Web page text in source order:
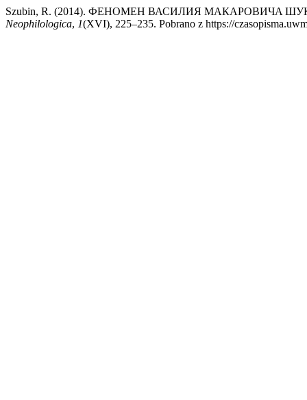
Szubin, R. (2014). ФЕНОМЕН ВАСИЛИЯ МАКАРОВИЧA
Neophilologica, 1(XVI), 225–235. Pobrano z https://